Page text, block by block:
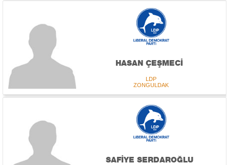
HASAN ÇEŞMECİ
LDP
ZONGULDAK
SAFİYE SERDAROĞLU